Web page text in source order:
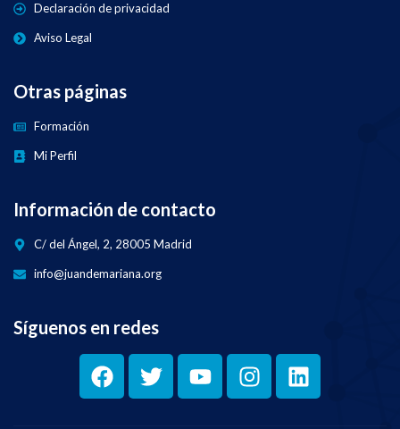
Declaración de privacidad
Aviso Legal
Otras páginas
Formación
Mi Perfil
Información de contacto
C/ del Ángel, 2, 28005 Madrid
info@juandemariana.org
Síguenos en redes